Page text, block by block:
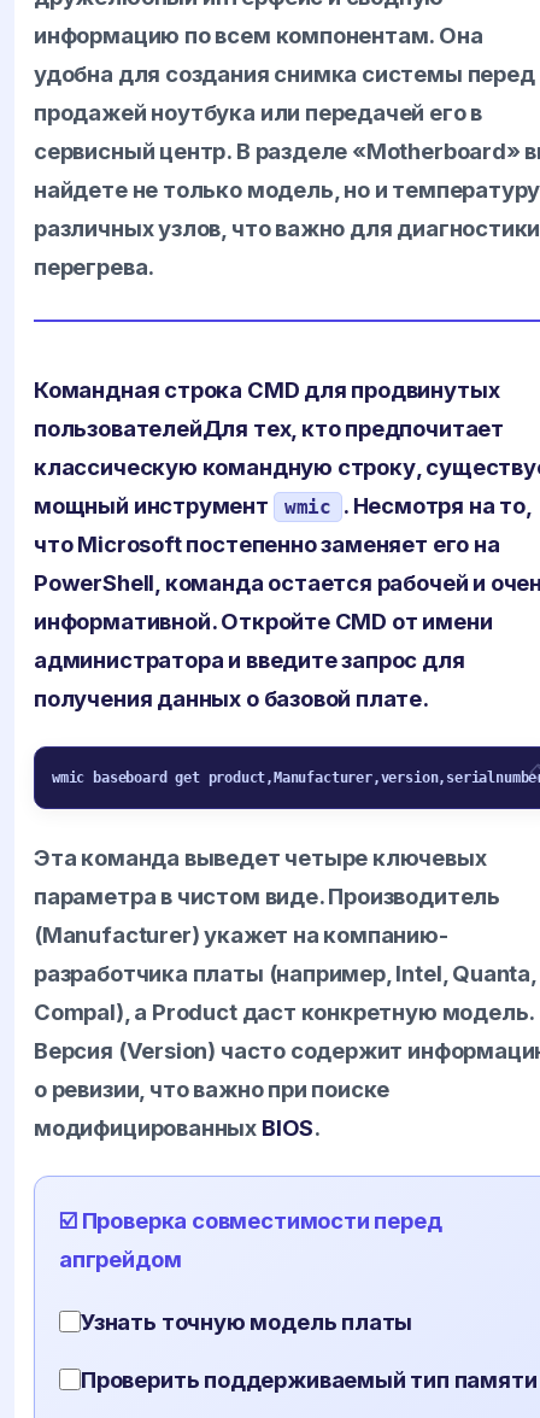
информацию по всем компонентам. Она
удобна для создания снимка системы перед
продажей ноутбука или передачей его в
сервисный центр. В разделе «Motherboard»
найдете не только модель, но и температуру
различных узлов, что важно для диагностики
перегрева.
Командная строка CMD для продвинутых
пользователейДля тех, кто предпочитает
классическую командную строку,
мощный инструмент
wmic
. Несмотря на то,
что Microsoft постепенно заменяет его на
PowerShell, команда остается рабочей и
информативной. Откройте CMD от имени
администратора и введите запрос для
получения данных о базовой плате.
wmic baseboard get
Эта команда выведет четыре ключевых
параметра в чистом виде. Производитель
(Manufacturer) укажет на компанию-
разработчика платы (например, Intel, Quanta,
Compal), а Product даст конкретную модель.
Версия (Version) часто содержит
о ревизии, что важно при поиске
модифицированных BIOS.
☑️ Проверка совместимости перед
апгрейдом
Узнать точную модель платы
Проверить поддерживаемый тип памяти